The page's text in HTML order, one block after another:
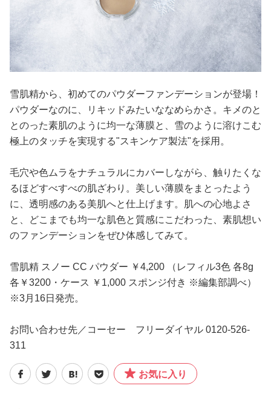
雪肌精から、初めてのパウダーファンデーションが登場！
パウダーなのに、リキッドみたいななめらかさ。キメのと
とのった素肌のように均一な薄膜と、雪のように溶けこむ
極上のタッチを実現する"スキンケア製法"を採用。
毛穴や色ムラをナチュラルにカバーしながら、触りたくな
るほどすべすべの肌ざわり。美しい薄膜をまとったよう
に、透明感のある美肌へと仕上げます。肌への心地よさ
と、どこまでも均一な肌色と質感にこだわった、素肌想い
のファンデーションをぜひ体感してみて。
雪肌精 スノー CC パウダー ￥4,200 （レフィル3色 各8g
各￥3200・ケース ￥1,000 スポンジ付き ※編集部調べ）
※3月16日発売。
お問い合わせ先／コーセー フリーダイヤル 0120-526-
311
お気に入り